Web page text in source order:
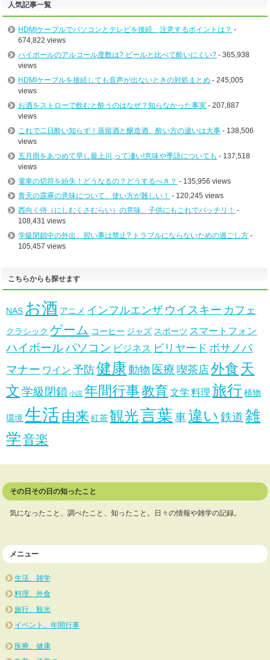
人気記事一覧
HDMIケーブルでパソコンとテレビを接続、注意するポイントは？ -
674,822 views
ハイボールのアルコール度数は? ビールと比べて酔いにくい? - 365,938
views
HDMIケーブルを接続しても音声が出ないときの対処まとめ - 245,005
views
お酒をストローで飲むと酔うのはなぜ？知らなかった事実 - 207,887
views
これで二日酔い知らず！蒸留酒と醸造酒、酔い方の違いは大事 - 138,506
views
五月雨をあつめて早し最上川,って凄い!意味や季語についても - 137,518
views
電車の切符を紛失！どうなるの？どうするべき？ - 135,956 views
青天の霹靂の意味について、使い方が難しい！ - 120,245 views
西向く侍（にしむくさむらい）の意味、子供にもこれでバッチリ！ -
108,431 views
学級閉鎖中の外出、習い事は禁止? トラブルにならないための過ごし方 -
105,457 views
こちらからも探せます
NAS お酒 アニメ インフルエンザ ウイスキー カフェ
クラシック ゲーム コーヒー ジャズ スポーツ スマートフォン
ハイボールパソコン ビジネス ビリヤード ボサノバ
マナー ワイン 予防健康 動物 医療 喫茶店外食 天
文 学級閉鎖 小説 年間行事教育 文学 料理 旅行 植物
環境 生活由来 紅茶 観光言葉 車違い 鉄道 雑
学音楽
その日その日の知ったこと
気になったこと、調べたこと、知ったこと。日々の情報や雑学の記録。
メニュー
生活、雑学
料理、外食
旅行、観光
イベント、年間行事
医療、健康